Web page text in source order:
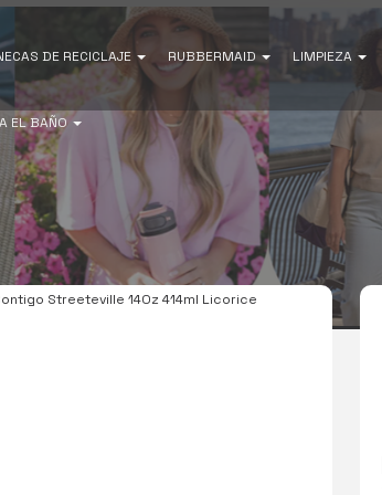
DE RECICLAJE RUBBERMAID LIMPIEZA
EL BAÑO
Streeteville 14Oz 414ml Licorice